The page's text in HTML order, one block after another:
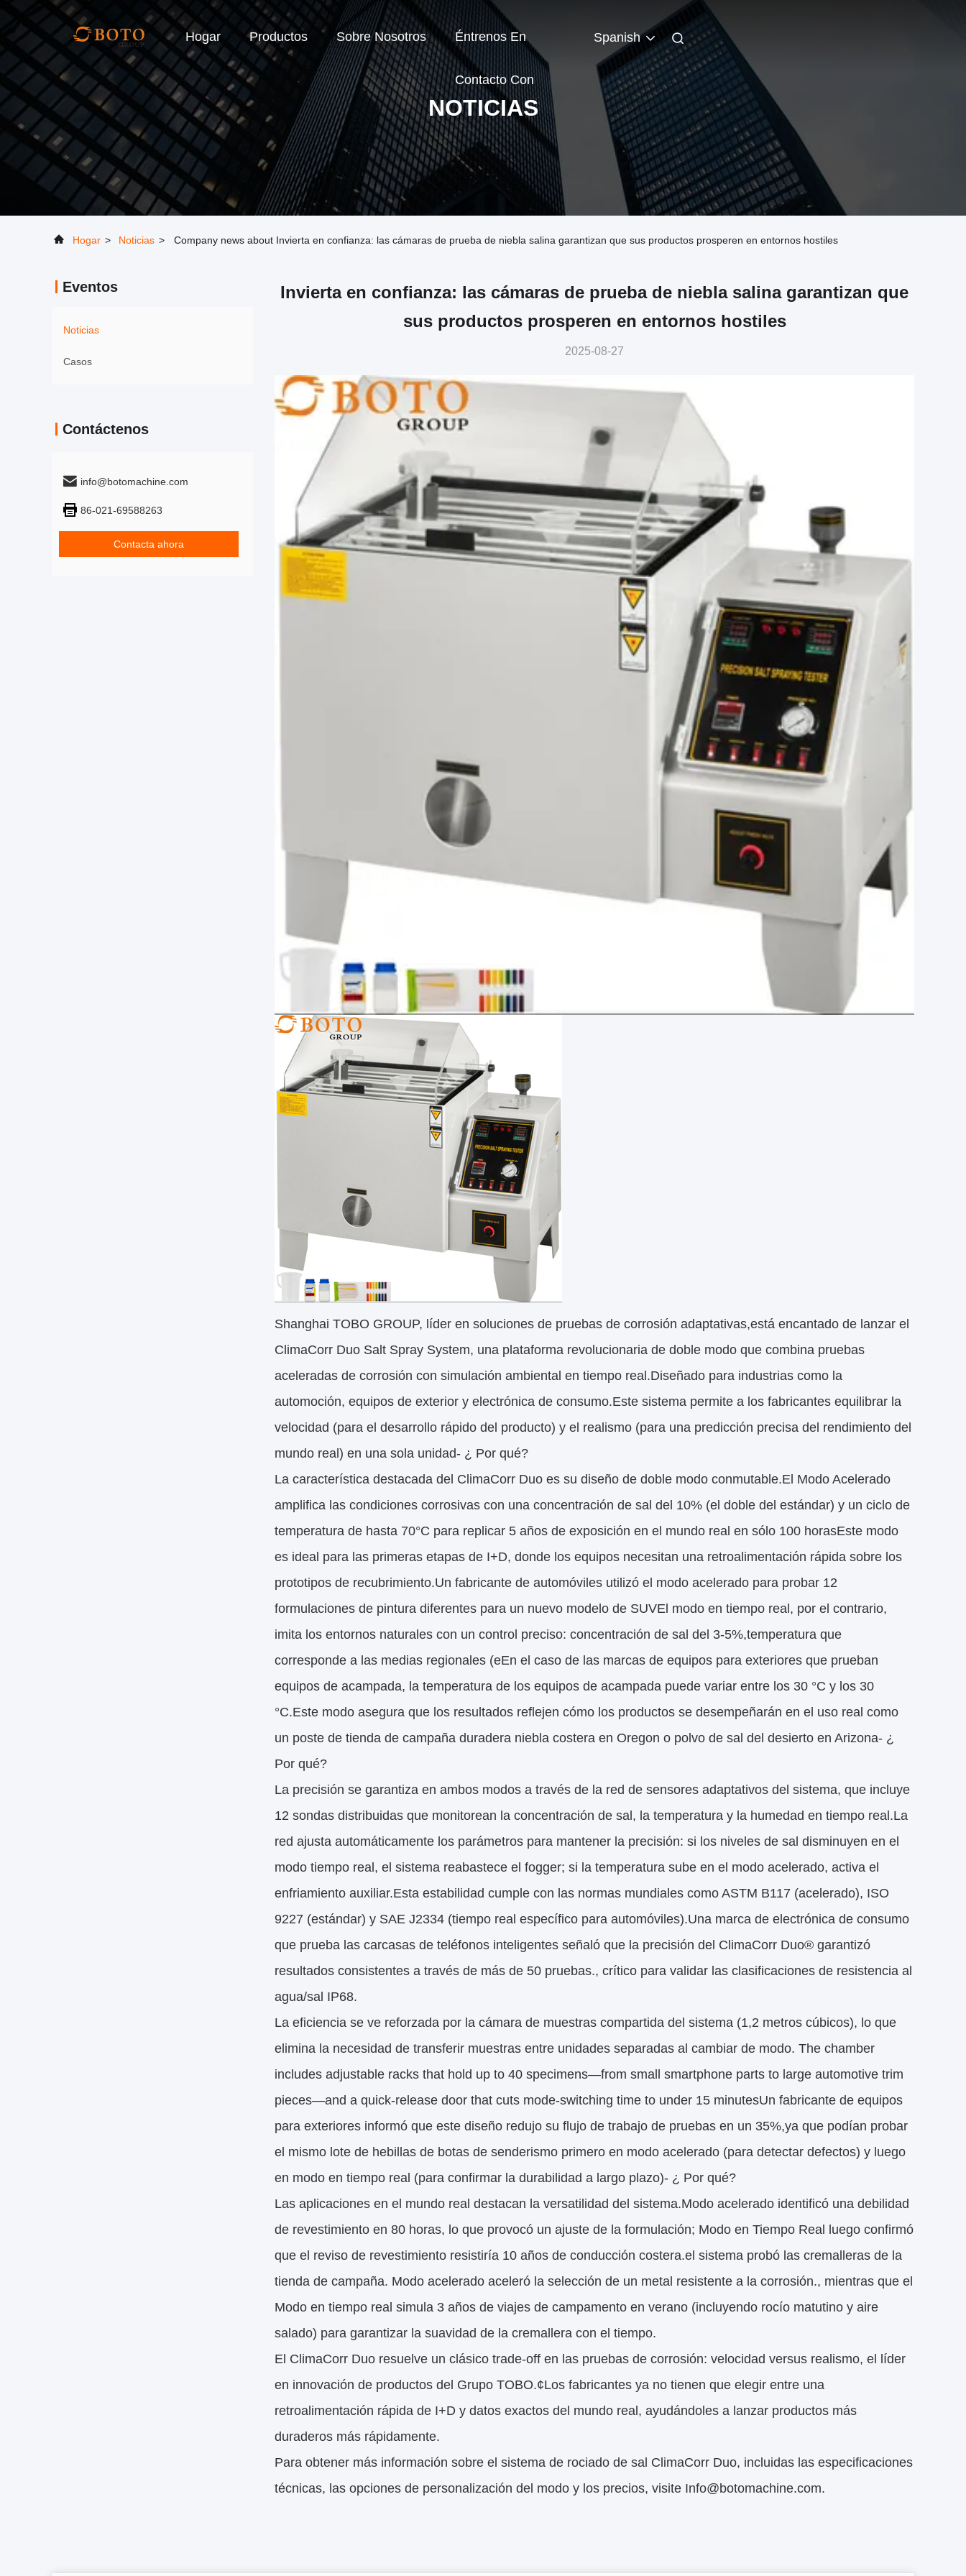
Hogar Productos Sobre Nosotros Éntrenos En
Contacto Con
Spanish
NOTICIAS
Hogar > Noticias > Company news about Invierta en confianza: las cámaras de prueba de niebla salina garantizan que sus productos prosperen en entornos hostiles
Eventos
Noticias
Casos
Contáctenos
info@botomachine.com
86-021-69588263
Contacta ahora
Invierta en confianza: las cámaras de prueba de niebla salina garantizan que
sus productos prosperen en entornos hostiles
2025-08-27
Shanghai TOBO GROUP, líder en soluciones de pruebas de corrosión adaptativas,está encantado de lanzar el
ClimaCorr Duo Salt Spray System, una plataforma revolucionaria de doble modo que combina pruebas
aceleradas de corrosión con simulación ambiental en tiempo real.Diseñado para industrias como la
automoción, equipos de exterior y electrónica de consumo.Este sistema permite a los fabricantes equilibrar la
velocidad (para el desarrollo rápido del producto) y el realismo (para una predicción precisa del rendimiento del
mundo real) en una sola unidad- ¿ Por qué?
La característica destacada del ClimaCorr Duo es su diseño de doble modo conmutable.El Modo Acelerado
amplifica las condiciones corrosivas con una concentración de sal del 10% (el doble del estándar) y un ciclo de
temperatura de hasta 70°C para replicar 5 años de exposición en el mundo real en sólo 100 horasEste modo
es ideal para las primeras etapas de I+D, donde los equipos necesitan una retroalimentación rápida sobre los
prototipos de recubrimiento.Un fabricante de automóviles utilizó el modo acelerado para probar 12
formulaciones de pintura diferentes para un nuevo modelo de SUVEl modo en tiempo real, por el contrario,
imita los entornos naturales con un control preciso: concentración de sal del 3-5%,temperatura que
corresponde a las medias regionales (eEn el caso de las marcas de equipos para exteriores que prueban
equipos de acampada, la temperatura de los equipos de acampada puede variar entre los 30 °C y los 30
°C.Este modo asegura que los resultados reflejen cómo los productos se desempeñarán en el uso real como
un poste de tienda de campaña duradera niebla costera en Oregon o polvo de sal del desierto en Arizona- ¿
Por qué?
La precisión se garantiza en ambos modos a través de la red de sensores adaptativos del sistema, que incluye
12 sondas distribuidas que monitorean la concentración de sal, la temperatura y la humedad en tiempo real.La
red ajusta automáticamente los parámetros para mantener la precisión: si los niveles de sal disminuyen en el
modo tiempo real, el sistema reabastece el fogger; si la temperatura sube en el modo acelerado, activa el
enfriamiento auxiliar.Esta estabilidad cumple con las normas mundiales como ASTM B117 (acelerado), ISO
9227 (estándar) y SAE J2334 (tiempo real específico para automóviles).Una marca de electrónica de consumo
que prueba las carcasas de teléfonos inteligentes señaló que la precisión del ClimaCorr Duo® garantizó
resultados consistentes a través de más de 50 pruebas., crítico para validar las clasificaciones de resistencia al
agua/sal IP68.
La eficiencia se ve reforzada por la cámara de muestras compartida del sistema (1,2 metros cúbicos), lo que
elimina la necesidad de transferir muestras entre unidades separadas al cambiar de modo. The chamber
includes adjustable racks that hold up to 40 specimens—from small smartphone parts to large automotive trim
pieces—and a quick-release door that cuts mode-switching time to under 15 minutesUn fabricante de equipos
para exteriores informó que este diseño redujo su flujo de trabajo de pruebas en un 35%,ya que podían probar
el mismo lote de hebillas de botas de senderismo primero en modo acelerado (para detectar defectos) y luego
en modo en tiempo real (para confirmar la durabilidad a largo plazo)- ¿ Por qué?
Las aplicaciones en el mundo real destacan la versatilidad del sistema.Modo acelerado identificó una debilidad
de revestimiento en 80 horas, lo que provocó un ajuste de la formulación; Modo en Tiempo Real luego confirmó
que el reviso de revestimiento resistiría 10 años de conducción costera.el sistema probó las cremalleras de la
tienda de campaña. Modo acelerado aceleró la selección de un metal resistente a la corrosión., mientras que el
Modo en tiempo real simula 3 años de viajes de campamento en verano (incluyendo rocío matutino y aire
salado) para garantizar la suavidad de la cremallera con el tiempo.
El ClimaCorr Duo resuelve un clásico trade-off en las pruebas de corrosión: velocidad versus realismo, el líder
en innovación de productos del Grupo TOBO.¢Los fabricantes ya no tienen que elegir entre una
retroalimentación rápida de I+D y datos exactos del mundo real, ayudándoles a lanzar productos más
duraderos más rápidamente.
Para obtener más información sobre el sistema de rociado de sal ClimaCorr Duo, incluidas las especificaciones
técnicas, las opciones de personalización del modo y los precios, visite Info@botomachine.com.